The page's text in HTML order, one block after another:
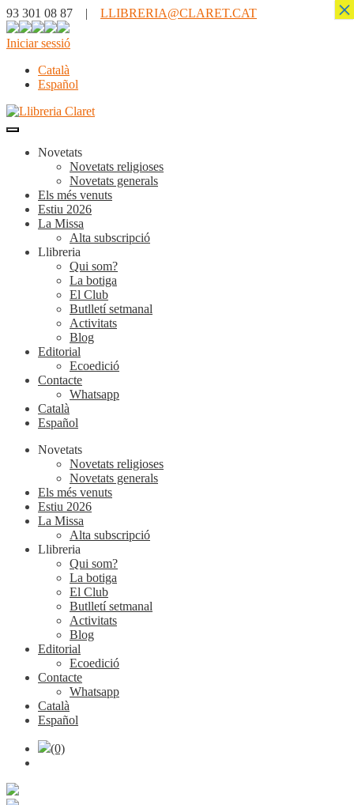
93 301 08 87 | LLIBRERIA@CLARET.CAT
Iniciar sessió
Català
Español
Novetats
Novetats religioses
Novetats generals
Els més venuts
Estiu 2026
La Missa
Alta subscripció
Llibreria
Qui som?
La botiga
El Club
Butlletí setmanal
Activitats
Blog
Editorial
Ecoedició
Contacte
Whatsapp
Català
Español
Novetats
Novetats religioses
Novetats generals
Els més venuts
Estiu 2026
La Missa
Alta subscripció
Llibreria
Qui som?
La botiga
El Club
Butlletí setmanal
Activitats
Blog
Editorial
Ecoedició
Contacte
Whatsapp
Català
Español
(0)
×